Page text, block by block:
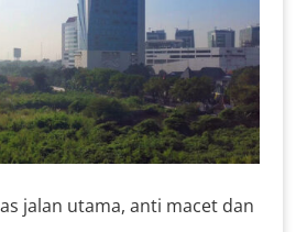
jalan utama, anti macet dan